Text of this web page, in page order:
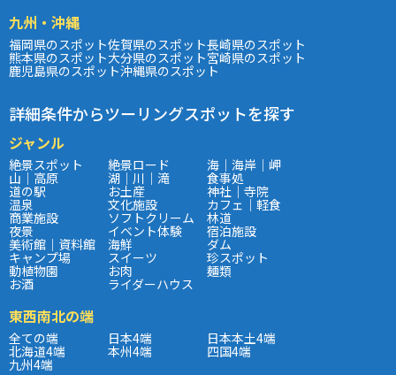
九州・沖縄
福岡県のスポット佐賀県のスポット長崎県のスポット
熊本県のスポット大分県のスポット宮崎県のスポット
鹿児島県のスポット沖縄県のスポット
詳細条件からツーリングスポットを探す
ジャンル
絶景スポット 絶景ロード 海｜海岸｜岬
山｜高原 湖｜川｜滝 食事処
道の駅 お土産 神社｜寺院
温泉 文化施設 カフェ｜軽食
商業施設 ソフトクリーム 林道
夜景 イベント体験 宿泊施設
美術館｜資料館 海鮮 ダム
キャンプ場 スイーツ 珍スポット
動植物園 お肉 麺類
お酒 ライダーハウス
東西南北の端
全ての端 日本4端 日本本土4端
北海道4端 本州4端 四国4端
九州4端